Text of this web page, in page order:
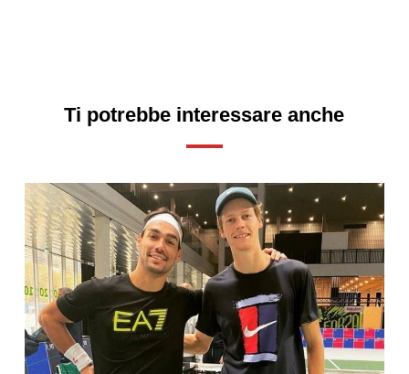
Ti potrebbe interessare anche